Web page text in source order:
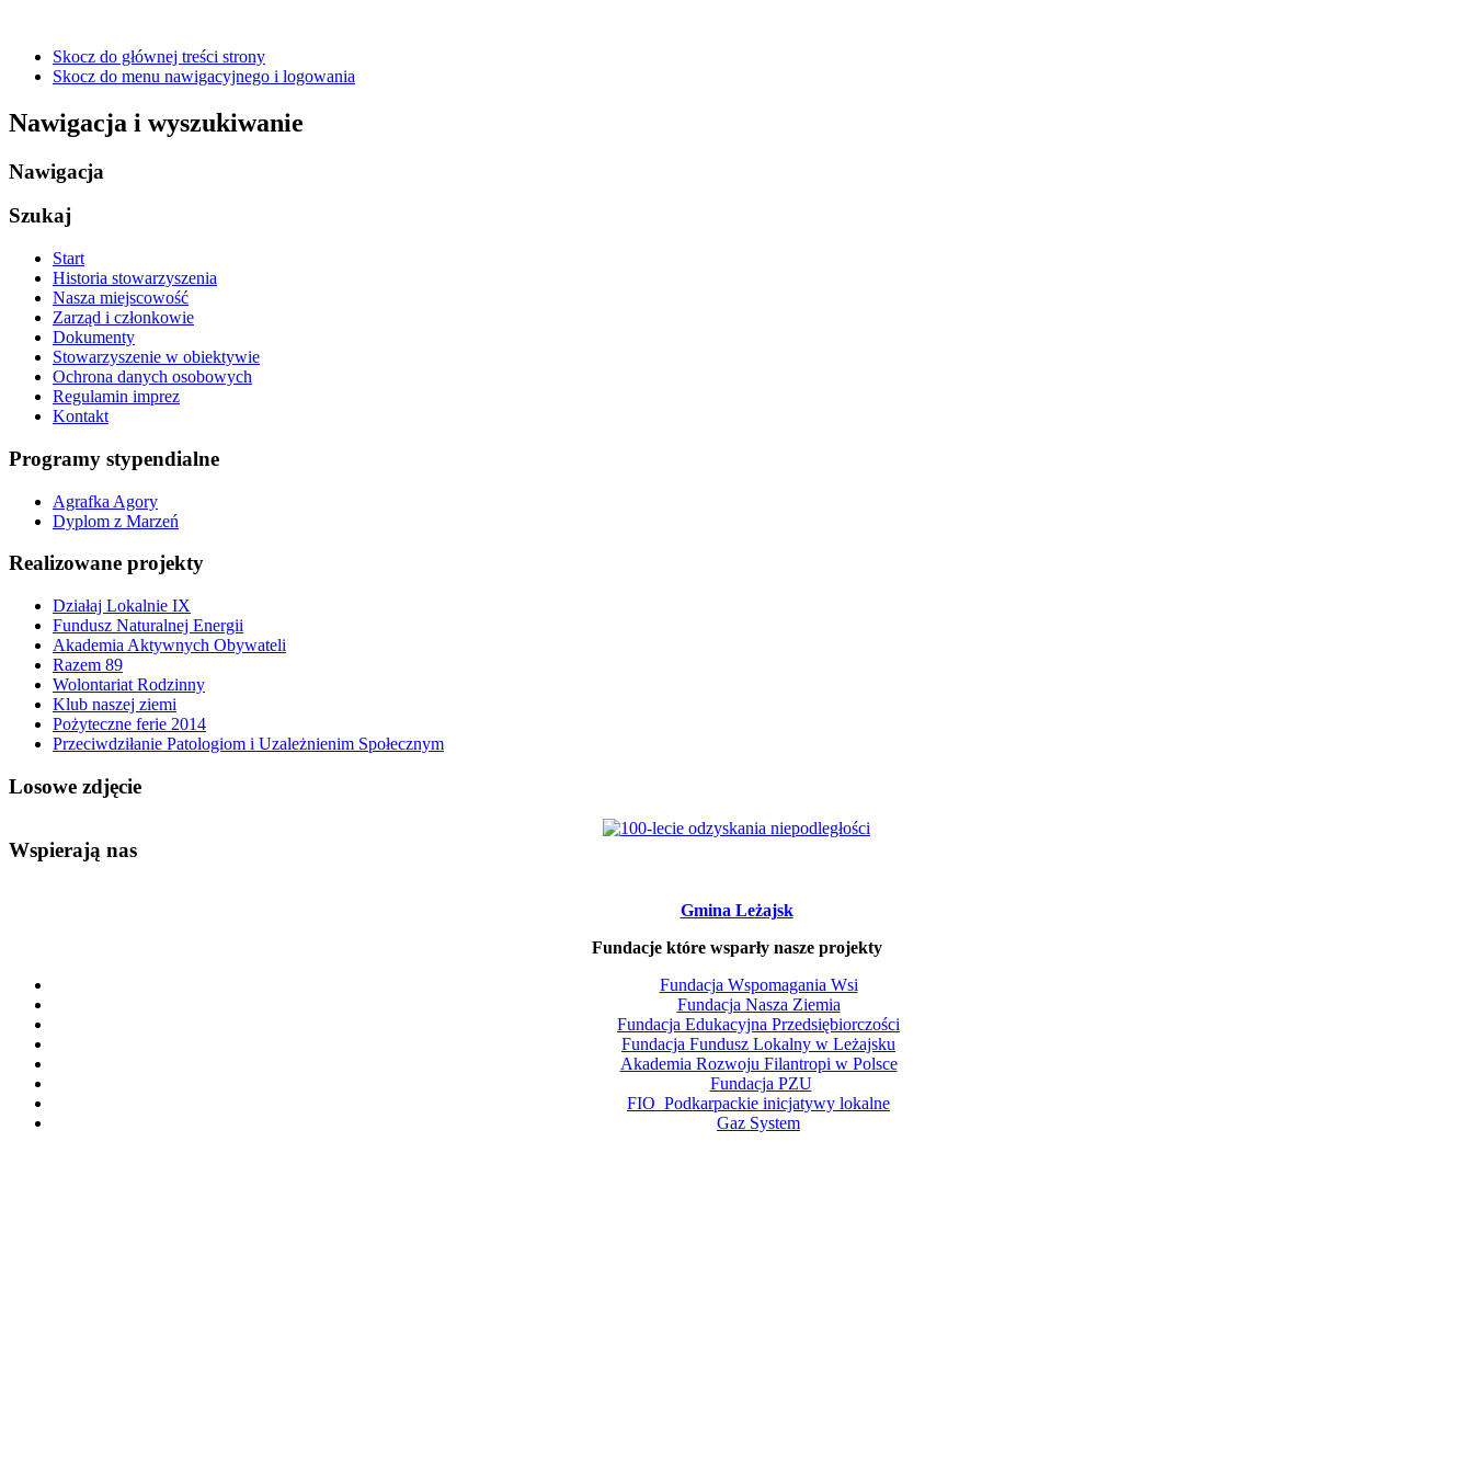
Skocz do głównej treści strony
Skocz do menu nawigacyjnego i logowania
Nawigacja i wyszukiwanie
Nawigacja
Szukaj
Start
Historia stowarzyszenia
Nasza miejscowość
Zarząd i członkowie
Dokumenty
Stowarzyszenie w obiektywie
Ochrona danych osobowych
Regulamin imprez
Kontakt
Programy stypendialne
Agrafka Agory
Dyplom z Marzeń
Realizowane projekty
Działaj Lokalnie IX
Fundusz Naturalnej Energii
Akademia Aktywnych Obywateli
Razem 89
Wolontariat Rodzinny
Klub naszej ziemi
Pożyteczne ferie 2014
Przeciwdziłanie Patologiom i Uzależnienim Społecznym
Losowe zdjęcie
Wspierają nas
Gmina Leżajsk
Fundacje które wsparły nasze projekty
Fundacja Wspomagania Wsi
Fundacja Nasza Ziemia
Fundacja Edukacyjna Przedsiębiorczości
Fundacja Fundusz Lokalny w Leżajsku
Akademia Rozwoju Filantropi w Polsce
Fundacja PZU
FIO Podkarpackie inicjatywy lokalne
Gaz System